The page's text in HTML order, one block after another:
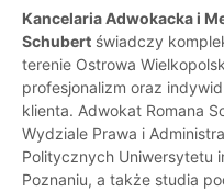
Kancelaria Adwokacka i
Schubert świadczy
terenie Ostrowa
profesjonalizm oraz
klienta. Adwokat Romana
Wydziale Prawa i
Politycznych Uniwersytetu
Poznaniu, a także studia